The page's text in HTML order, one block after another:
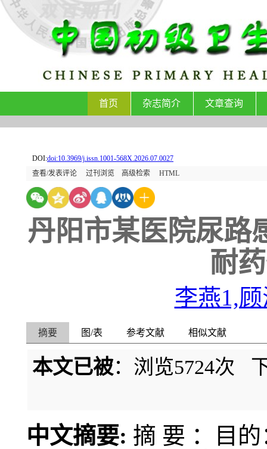
首页 杂志简介 文章查询
DOI:doi:10.3969/j.issn.1001-568X.2026.07.0027
查看/发表评论
过刊浏览 高级检索 HTML
丹阳市某医院尿路
耐
李燕1,
摘要 图/表 参考文献 相似文献
本文已被：浏览5724次
中文摘要: 摘 要 ：目